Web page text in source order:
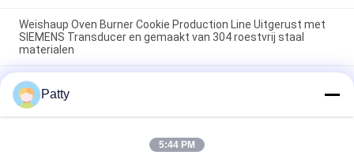
Weishaup Oven Burner Cookie Production Line Uitgerust met
SIEMENS Transducer en gemaakt van 304 roestvrij staal
materialen
Weishaup Oven Brander Broodkruimproductielijn ABC
Company Geautomatiseerde Broodkruimverwerkingslijn voor
Consistente Productie
Voedselverwerkingsapparatuur 800KG Automatische
SIEMENS PLC-gestuurde Koekjesproductielijn Ontworpen voor
Patty
5:44 PM